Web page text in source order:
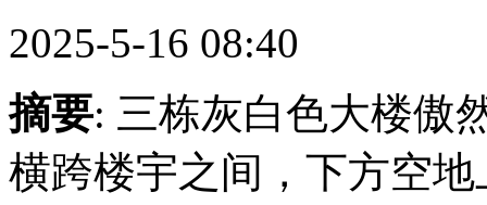
2025-5-16 08:40
摘要: 三栋灰白色大楼傲
横跨楼宇之间，下方空